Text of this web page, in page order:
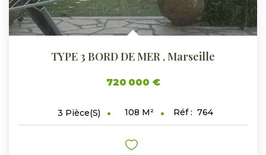
CONTACT
TYPE 3 BORD DE MER ,Marseille
720 000 €
3 Pièce(s) 108 M² Réf : 764